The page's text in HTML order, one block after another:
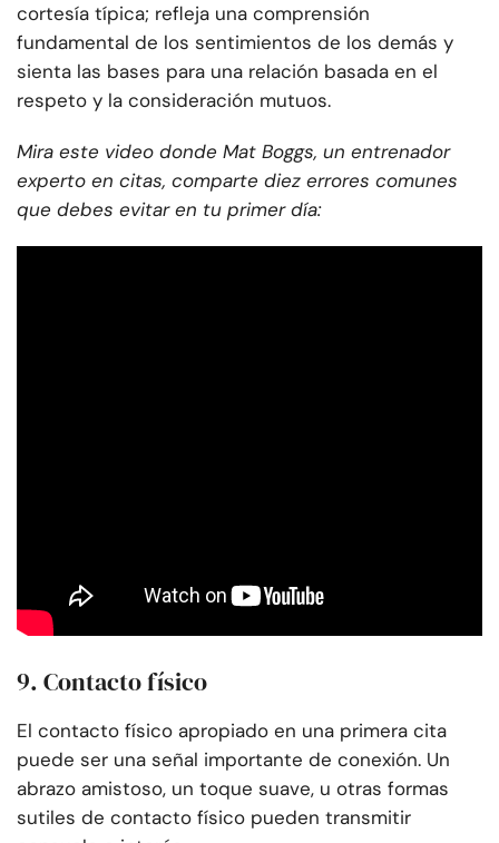
cortesía típica; refleja una comprensión
fundamental de los sentimientos de los demás y
sienta las bases para una relación basada en el
respeto y la consideración mutuos.
Mira este video donde Mat Boggs, un entrenador
experto en citas, comparte diez errores comunes
que debes evitar en tu primer día:
9. Contacto físico
El contacto físico apropiado en una primera cita
puede ser una señal importante de conexión. Un
abrazo amistoso, un toque suave, u otras formas
sutiles de contacto físico pueden transmitir